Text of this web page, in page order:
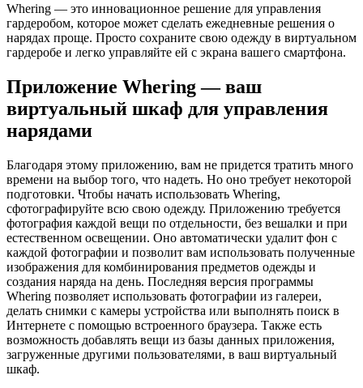
Whering — это инновационное решение для управления
гардеробом, которое может сделать ежедневные решения о
нарядах проще. Просто сохраните свою одежду в виртуальном
гардеробе и легко управляйте ей с экрана вашего смартфона.
Приложение Whering — ваш
виртуальный шкаф для управления
нарядами
Благодаря этому приложению, вам не придется тратить много
времени на выбор того, что надеть. Но оно требует некоторой
подготовки. Чтобы начать использовать Whering,
сфотографируйте всю свою одежду. Приложению требуется
фотография каждой вещи по отдельности, без вешалки и при
естественном освещении. Оно автоматически удалит фон с
каждой фотографии и позволит вам использовать полученные
изображения для комбинирования предметов одежды и
создания наряда на день. Последняя версия программы
Whering позволяет использовать фотографии из галереи,
делать снимки с камеры устройства или выполнять поиск в
Интернете с помощью встроенного браузера. Также есть
возможность добавлять вещи из базы данных приложения,
загруженные другими пользователями, в ваш виртуальный
шкаф.